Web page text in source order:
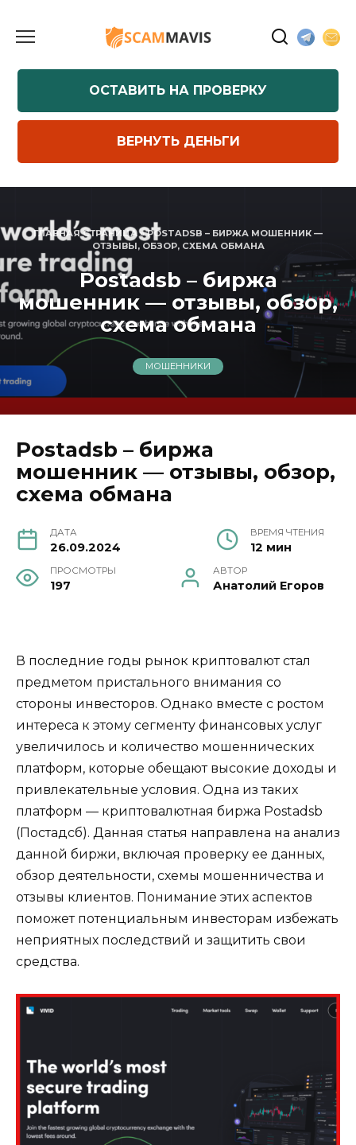
содержанию
ОСТАВИТЬ НА ПРОВЕРКУ
ВЕРНУТЬ ДЕНЬГИ
ГЛАВНАЯ СТРАНИЦА»POSTADSB – БИРЖА МОШЕННИК —
ОТЗЫВЫ, ОБЗОР, СХЕМА ОБМАНА
Postadsb – биржа
мошенник — отзывы, обзор,
схема обмана
МОШЕННИКИ
Postadsb – биржа
мошенник — отзывы, обзор,
схема обмана
ДАТА
26.09.2024
ВРЕМЯ ЧТЕНИЯ
12 мин
ПРОСМОТРЫ
197
АВТОР
Анатолий Егоров
В последние годы рынок криптовалют стал
предметом пристального внимания со
стороны инвесторов. Однако вместе с ростом
интереса к этому сегменту финансовых услуг
увеличилось и количество мошеннических
платформ, которые обещают высокие доходы и
привлекательные условия. Одна из таких
платформ — криптовалютная биржа Postadsb
(Постадсб). Данная статья направлена на анализ
данной биржи, включая проверку ее данных,
обзор деятельности, схемы мошенничества и
отзывы клиентов. Понимание этих аспектов
поможет потенциальным инвесторам избежать
неприятных последствий и защитить свои
средства.